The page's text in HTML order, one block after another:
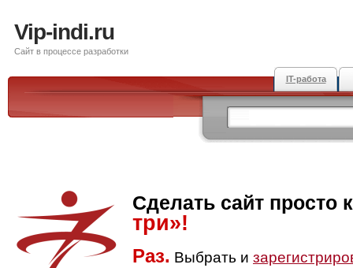
Vip-indi.ru
Сайт в процессе разработки
IT-работа
Сделать сайт просто
три»!
Раз. Выбрать и